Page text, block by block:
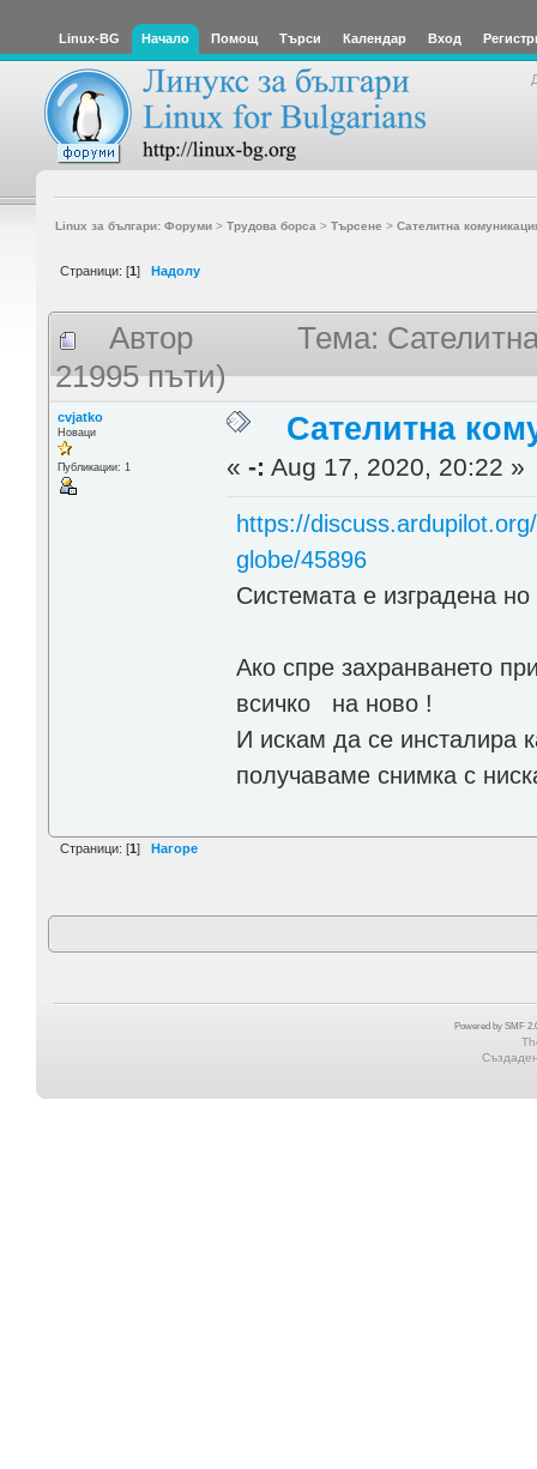
Linux-BG Начало Помощ Търси Календар Вход
Linux за българи: Форуми> Трудова борса > Търсене > Сателитна
Страници: [1] Надолу
Автор
Тема:
21995 пъти)
cvjatko
Новаци
Публикации: 1
Сателитна
«-: Aug 17, 2020, 20:22 »
https://
globe/45896
Системата е изградена
Ако спре захранването
всичко на ново !
И искам да се инсталира
получаваме снимка с
Страници: [1] Нагоре
Powered by SMF